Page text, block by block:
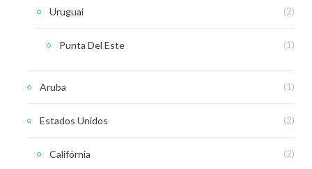
Uruguai (2)
Punta Del Este (1)
Aruba (1)
Estados Unidos (2)
Califórnia (2)